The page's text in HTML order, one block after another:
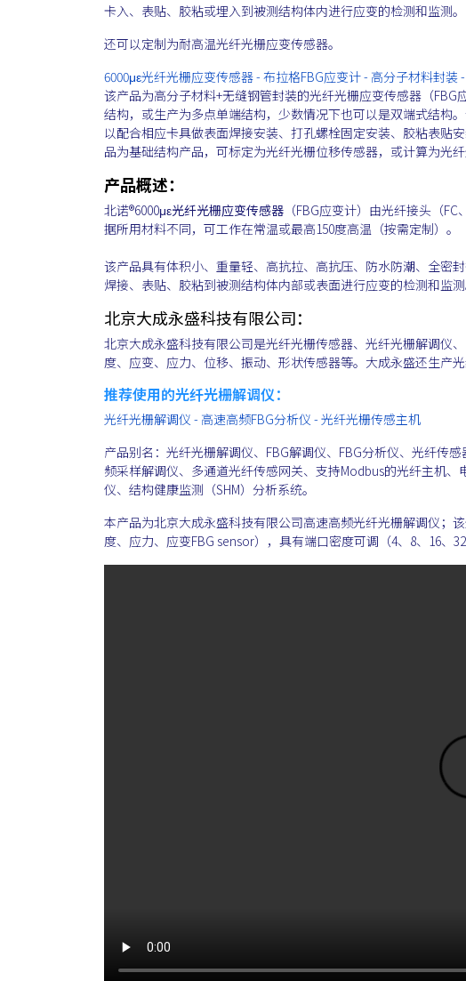
卡入、表贴、胶粘或埋入到被测结构体内进行应变的检测和监测。
还可以定制为耐高温光纤光栅应变传感器。
6000με光纤光栅应变传感器 - 布拉格FBG应变计 - 高分子材料封装
该产品为高分子材料+无缝钢管封装的光纤光栅应变传感器（
结构，或生产为多点单端结构，少数情况下也可以是双端式结构
以配合相应卡具做表面焊接安装、打孔螺栓固定安装、胶粘表贴
品为基础结构产品，可标定为光纤光栅位移传感器，或计算为光纤
产品概述：
北诺®6000με光纤光栅应变传感器 （FBG应变计）由光纤接头（
据所用材料不同，可工作在常温或最高150度高温（按需定制）。
该产品具有体积小、重量轻、高抗拉、高抗压、防水防潮、全密
焊接、表贴、胶粘到被测结构体内部或表面进行应变的检测和监测
北京大成永盛科技有限公司：
北京大成永盛科技有限公司是光纤光栅传感器、光纤光栅解调仪
度、应变、应力、位移、振动、形状传感器等。大成永盛还生产
推荐使用的光纤光栅解调仪：
光纤光栅解调仪 - 高速高频FBG分析仪 - 光纤光栅传感主机
产品别名：光纤光栅解调仪、FBG解调仪、FBG分析仪、光纤传
频采样解调仪、多通道光纤传感网关、支持Modbus的光纤主机
仪、结构健康监测（SHM）分析系统。
本产品为北京大成永盛科技有限公司高速高频光纤光栅解调仪；
度、应力、应变FBG sensor），具有端口密度可调（4、8、16、